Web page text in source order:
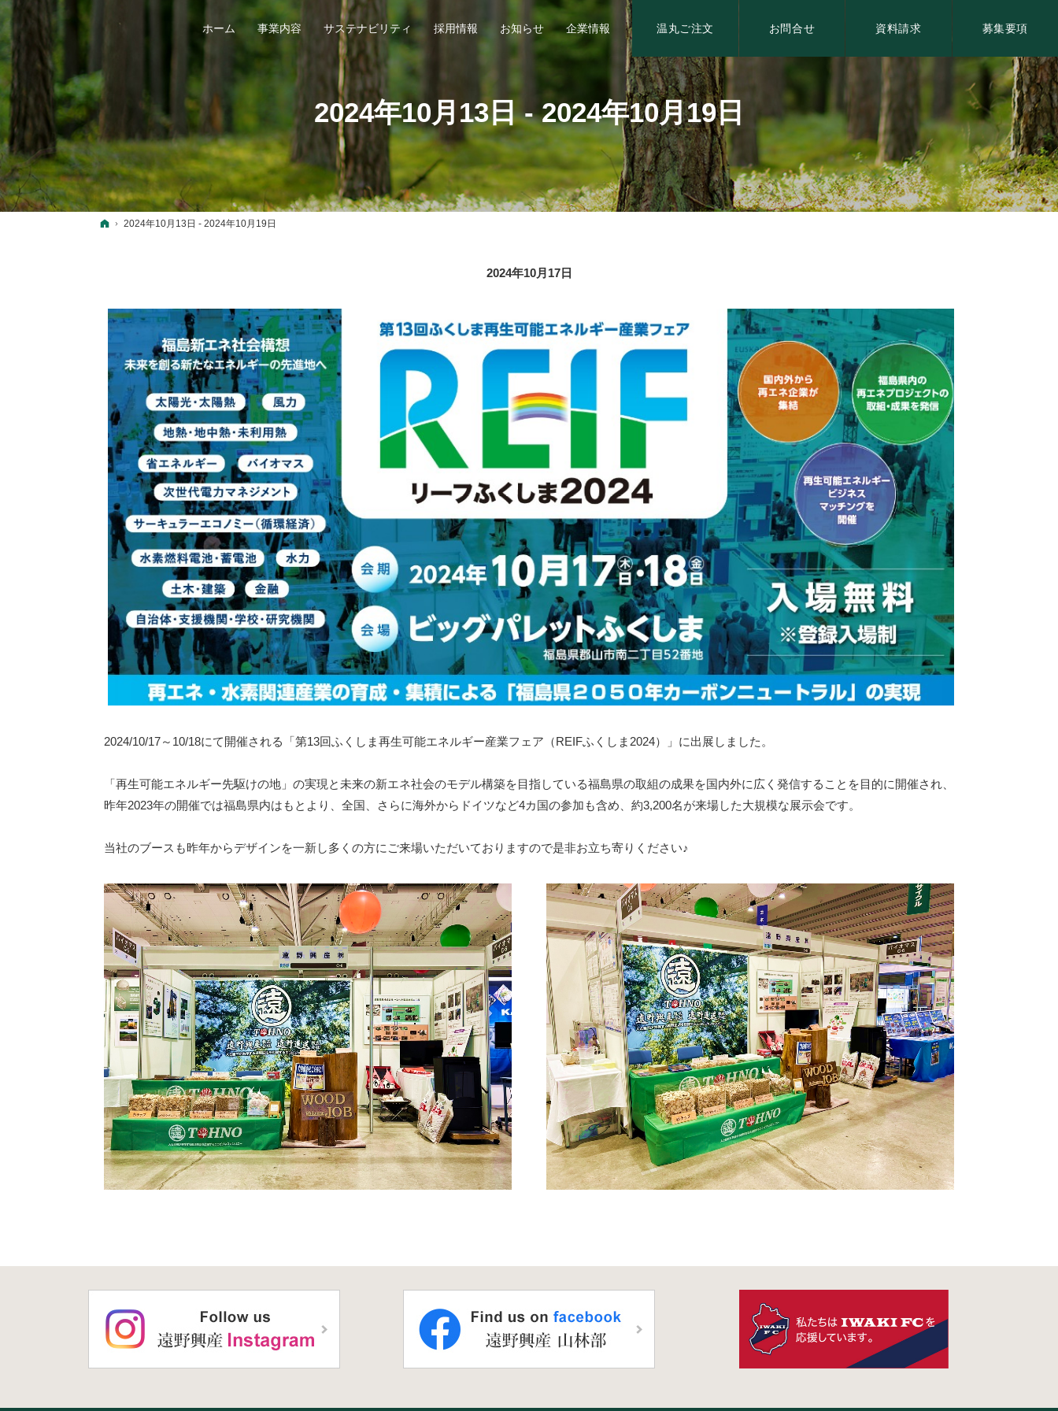
2024年10月13日 - 2024年10月19日
ホーム
2024年10月13日 - 2024年10月19日
2024年10月17日
2024/10/17～10/18にて開催される「第13回ふくしま再生可能エネルギー産業フェア（REIFふくしま2024）」に出展しました。
「再生可能エネルギー先駆けの地」の実現と未来の新エネ社会のモデル構築を目指している福島県の取組の成果を国内外に広く発信することを目的に開催され、
昨年2023年の開催では福島県内はもとより、全国、さらに海外からドイツなど4カ国の参加も含め、約3,200名が来場した大規模な展示会です。
当社のブースも昨年からデザインを一新し多くの方にご来場いただいておりますので是非お立ち寄りください♪
ホーム 事業内容 サステナビリティ 採用情報 お知らせ 企業情報 温丸ご注文 お問合せ 資料請求 募集要項